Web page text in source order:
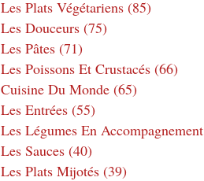
Les Plats Végétariens (85)
Les Douceurs (75)
Les Pâtes (71)
Les Poissons Et Crustacés (66)
Cuisine Du Monde (65)
Les Entrées (55)
Les Légumes En Accompagnement
Les Sauces (40)
Les Plats Mijotés (39)